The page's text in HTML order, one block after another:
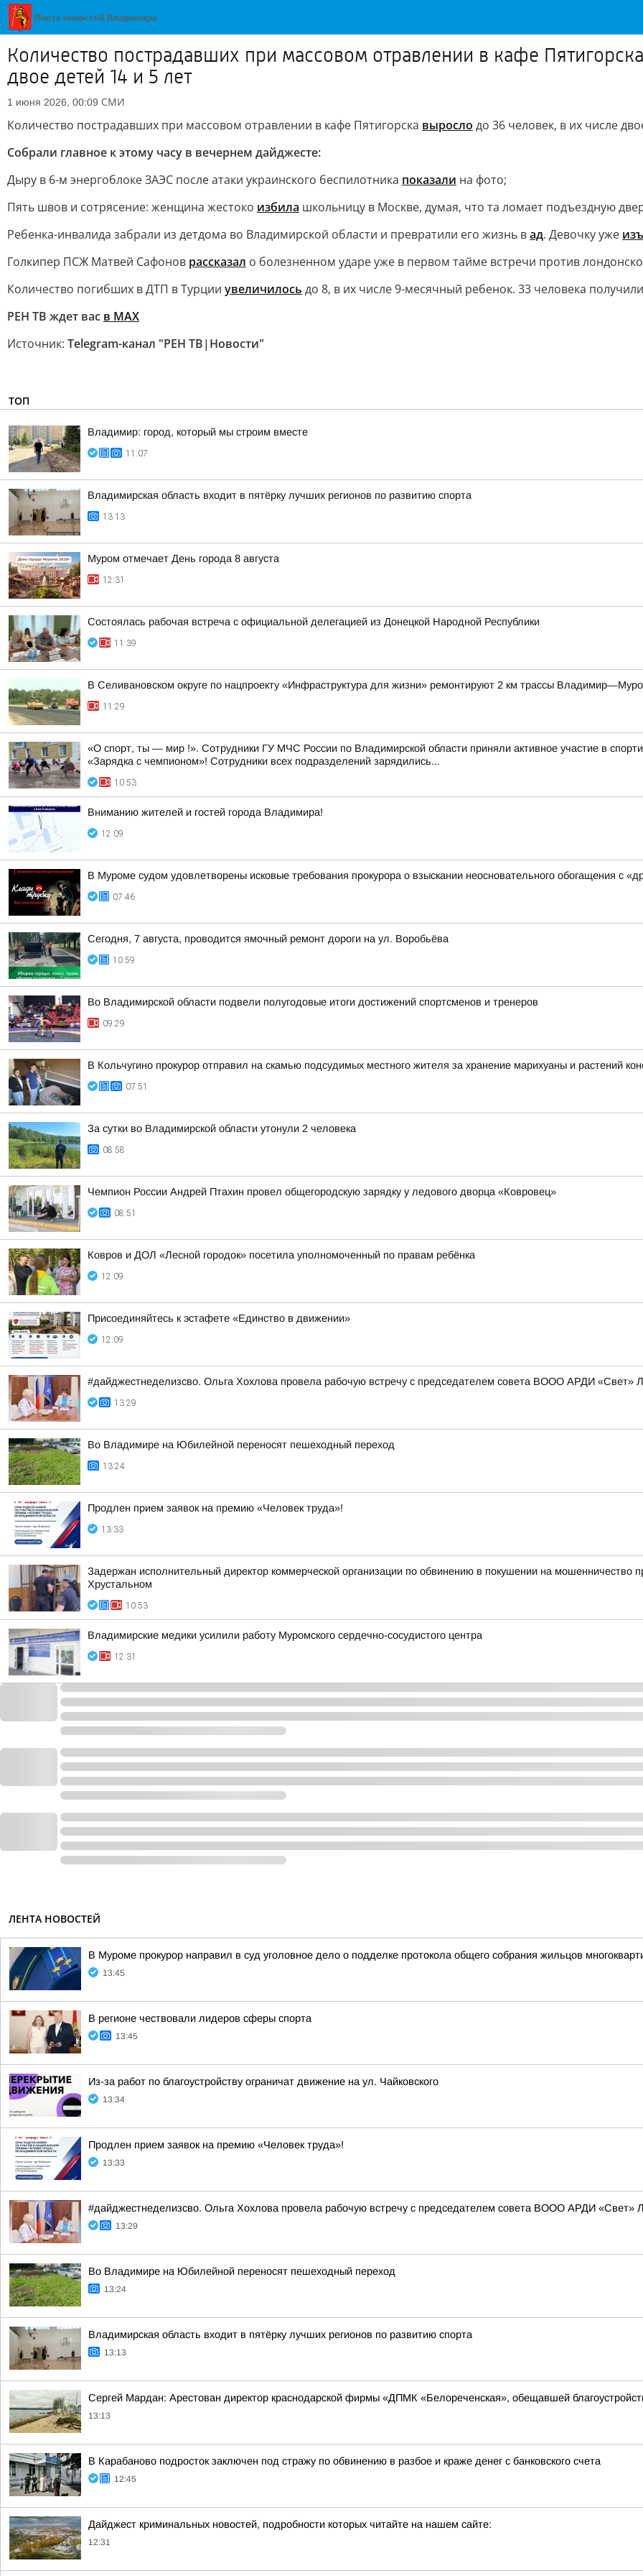
Количество пострадавших при массовом отравлении в кафе
двое детей 14 и 5 лет
1 июня 2026, 00:09 СМИ
Количество пострадавших при массовом отравлении в кафе Пятигорска выросло до 36 человек, в их числе
Собрали главное к этому часу в вечернем дайджесте:
Дыру в 6-м энергоблоке ЗАЭС после атаки украинского беспилотника показали на фото;
Пять швов и сотрясение: женщина жестоко избила школьницу в Москве, думая, что та ломает подъездную
Ребенка-инвалида забрали из детдома во Владимирской области и превратили его жизнь вад. Девочку уже
Голкипер ПСЖ Матвей Сафонов рассказал о болезненном ударе уже в первом тайме встречи против
Количество погибших в ДТП в Турции увеличилось до 8, в их числе 9-месячный ребенок. 33 человека
РЕН ТВ ждет вас в MAX
Источник: Telegram-канал "РЕН ТВ|Новости"
ТОП
Владимир: город, который мы строим вместе
11:07
Владимирская область входит в пятёрку лучших регионов по развитию спорта
13:13
Муром отмечает День города 8 августа
12:31
Состоялась рабочая встреча с официальной делегацией из Донецкой Народной Республики
11:39
В Селивановском округе по нацпроекту «Инфраструктура для жизни» ремонтируют 2 км трассы
11:29
«О спорт, ты — мир !». Сотрудники ГУ МЧС России по Владимирской области приняли активное участие в
«Зарядка с чемпионом»! Сотрудники всех подразделений зарядились...
10:53
Вниманию жителей и гостей города Владимира!
12:09
В Муроме судом удовлетворены исковые требования прокурора о взыскании неосновательного обогащения с
07:46
Сегодня, 7 августа, проводится ямочный ремонт дороги на ул. Воробьёва
10:59
Во Владимирской области подвели полугодовые итоги достижений спортсменов и тренеров
09:29
В Кольчугино прокурор отправил на скамью подсудимых местного жителя за хранение марихуаны и растений
07:51
За сутки во Владимирской области утонули 2 человека
08:58
Чемпион России Андрей Птахин провел общегородскую зарядку у ледового дворца «Ковровец»
08:51
Ковров и ДОЛ «Лесной городок» посетила уполномоченный по правам ребёнка
12:09
Присоединяйтесь к эстафете «Единство в движении»
12:09
#дайджестнеделизсво. Ольга Хохлова провела рабочую встречу с председателем совета ВООО АРДИ «Свет»
13:29
Во Владимире на Юбилейной переносят пешеходный переход
13:24
Продлен прием заявок на премию «Человек труда»!
13:33
Задержан исполнительный директор коммерческой организации по обвинению в покушении на мошенничество
Хрустальном
10:53
Владимирские медики усилили работу Муромского сердечно-сосудистого центра
12:31
ЛЕНТА НОВОСТЕЙ
В Муроме прокурор направил в суд уголовное дело о подделке протокола общего собрания жильцов
13:45
В регионе чествовали лидеров сферы спорта
13:45
Из-за работ по благоустройству ограничат движение на ул. Чайковского
13:34
Продлен прием заявок на премию «Человек труда»!
13:33
#дайджестнеделизсво. Ольга Хохлова провела рабочую встречу с председателем совета ВООО АРДИ «Свет»
13:29
Во Владимире на Юбилейной переносят пешеходный переход
13:24
Владимирская область входит в пятёрку лучших регионов по развитию спорта
13:13
Сергей Мардан: Арестован директор краснодарской фирмы «ДПМК «Белореченская», обещавшей
13:13
В Карабаново подросток заключен под стражу по обвинению в разбое и краже денег с банковского счета
12:45
Дайджест криминальных новостей, подробности которых читайте на нашем сайте:
12:31